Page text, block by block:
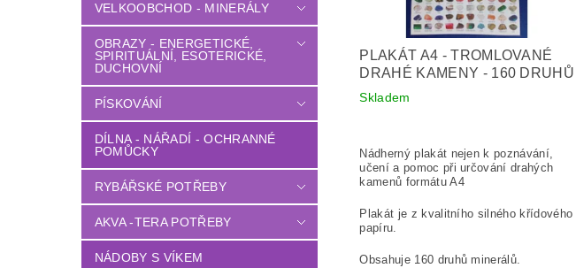
VELKOOBCHOD - MINERÁLY
OBRAZY - ENERGETICKÉ,
SPIRITUÁLNÍ, ESOTERICKÉ,
DUCHOVNÍ
PÍSKOVÁNÍ
DÍLNA - NÁŘADÍ - OCHRANNÉ
POMŮCKY
RYBÁŘSKÉ POTŘEBY
AKVA -TERA POTŘEBY
NÁDOBY S VÍKEM
PLAKÁT A4 - TROMLOVANÉ
DRAHÉ KAMENY - 160 DRUHŮ
Skladem
Nádherný plakát nejen k poznávání,
učení a pomoc při určování drahých
kamenů formátu A4
Plakát je z kvalitního silného křídového
papíru.
Obsahuje 160 druhů minerálů.